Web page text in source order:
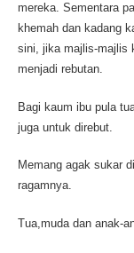
mereka. Sementara
khemah dan kadang
sini, jika majlis-majlis
menjadi rebutan.
Bagi kaum ibu pula
juga untuk direbut.
Memang agak sukar
ragamnya.
Tua,muda dan anak-